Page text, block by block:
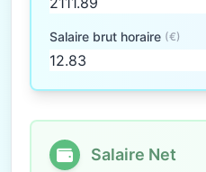
Salaire brut horaire (€)
Salaire Net